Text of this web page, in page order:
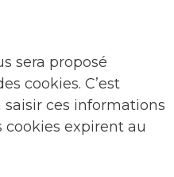
sera proposé
cookies. C’est
ces informations
cookies expirent au